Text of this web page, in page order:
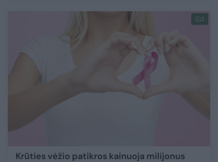
2
Krūties vėžio patikros kainuoja milijonus